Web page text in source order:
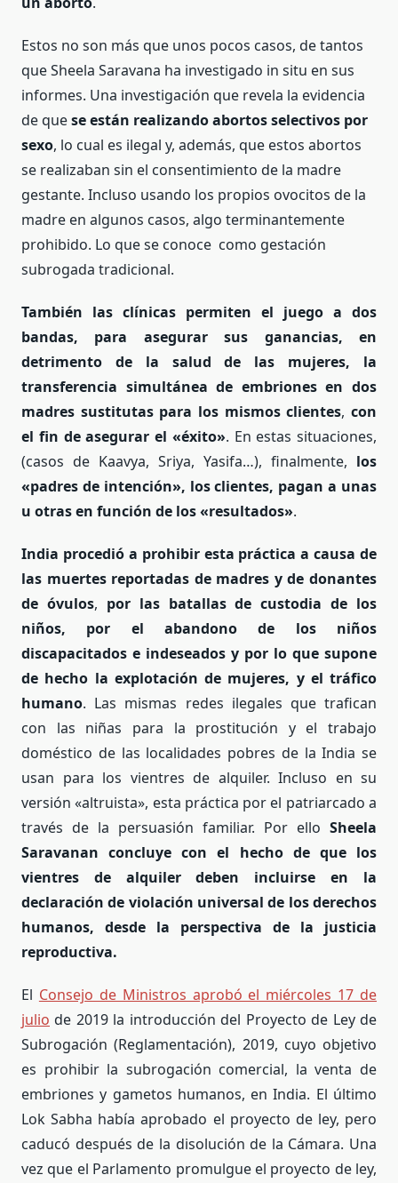
Estos no son más que unos pocos casos, de tantos
que Sheela Saravana ha investigado in situ en sus
informes. Una investigación que revela la evidencia
de quese están realizando abortos selectivos por
sexo, lo cual es ilegal y, además, que estos abortos
se realizaban sin el consentimiento de la madre
gestante. Incluso usando los propios ovocitos de la
madre en algunos casos, algo terminantemente
prohibido. Lo que se conoce como gestación
subrogada tradicional.
También las clínicas permiten el juego a dos
bandas, para asegurar sus ganancias, en
detrimento de la salud de las mujeres,
la
transferencia simultánea de embriones en dos
madres sustitutas para los mismos clientes,con
el fin de asegurar el «éxito». En estas situaciones,
(casos de Kaavya, Sriya, Yasifa…), finalmente, los
«padres de intención», los clientes, pagan a unas
u otras en función de los «resultados».
India procedió a prohibir esta práctica a causa de
las muertes reportadas de madres y de donantes
de óvulos, por las batallas de custodia de los
niños, por el abandono de los niños
discapacitados e indeseados y por lo que supone
de hecho la explotación de mujeres, y el tráfico
humano. Las mismas redes ilegales que trafican
con las niñas para la prostitución y el trabajo
doméstico de las localidades pobres de la India se
usan para los vientres de alquiler. Incluso en su
versión «altruista», esta práctica por el patriarcado a
través de la persuasión familiar. Por ello Sheela
Saravanan concluye con el hecho de que los
vientres de alquiler deben incluirse en la
declaración de violación universal de los derechos
humanos, desde la perspectiva de la justicia
reproductiva.
El Consejo de Ministros aprobó el miércoles 17 de
julio de 2019 la introducción del Proyecto de Ley de
Subrogación (Reglamentación), 2019, cuyo objetivo
es prohibir la subrogación comercial, la venta de
embriones y gametos humanos, en India. El último
Lok Sabha había aprobado el proyecto de ley, pero
caducó después de la disolución de la Cámara. Una
vez que el Parlamento promulgue el proyecto de ley,